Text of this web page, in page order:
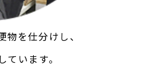
を仕分けし、
います。